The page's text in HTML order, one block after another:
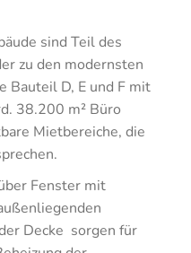
sind Teil des
zu den modernsten
Bauteil D, E und F mit
38.200 m² Büro
Mietbereiche, die
Fenster mit
Decke sorgen für